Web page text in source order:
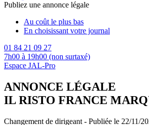
Publiez une annonce légale
Au coût le plus bas
En choisissant votre journal
01 84 21 09 27
7h00 à 19h00 (non surtaxé)
Espace JAL-Pro
ANNONCE LÉGALE
IL RISTO FRANCE
Changement de dirigeant - Publiée le 22/11/